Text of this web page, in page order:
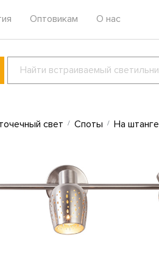
Оптовикам О нас
свет Споты На штанге